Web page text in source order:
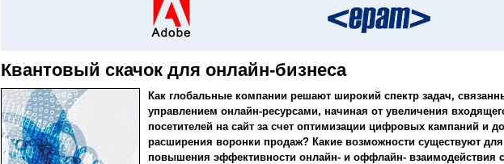
Квантовый скачок для онлайн-бизнеса
Как глобальные компании решают широкий спектр задач,
управлением онлайн-ресурсами, начиная от увеличения
посетителей на сайт за счет оптимизации цифровых кампаний и до
расширения воронки продаж? Какие возможности существуют для
повышения эффективности онлайн- и оффлайн- взаимодействия